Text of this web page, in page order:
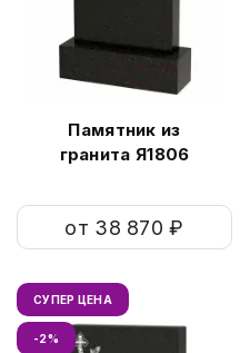
Памятник из
гранита Я1806
от 38 870 ₽
СУПЕР ЦЕНА
-2%